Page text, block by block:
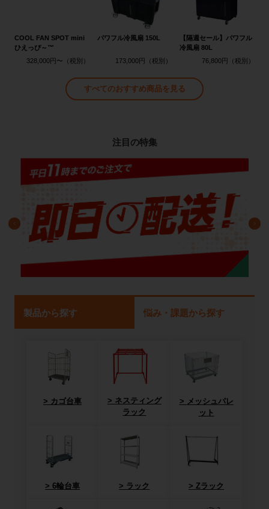
COOL FAN SPOT mini
ひえっぴ～™
328,000円〜
パワフル冷風扇 150L
173,000円
【隔週セール】パワフル
冷風扇 80L
76,800円
すべてのおすすめ商品を見る
注目の特集
製品から探す 悩み・課題から探す
カゴ台車
ネスティング
ラック
メッシュパレ
ット
6輪台車 ラック Zラック